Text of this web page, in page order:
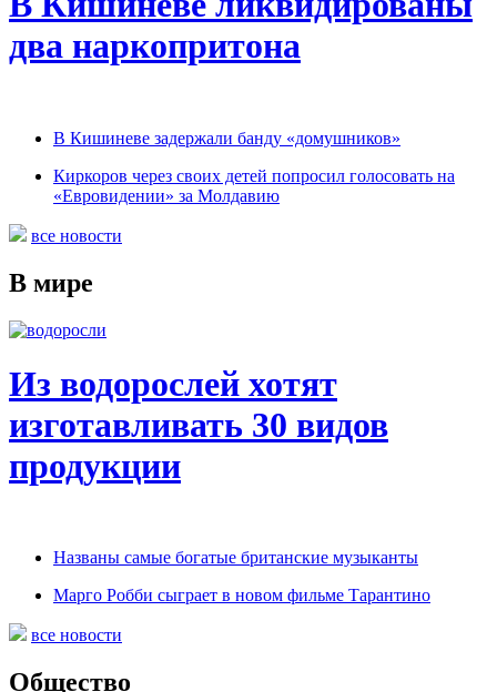
два наркопритона
В Кишиневе задержали банду «домушников»
Киркоров через своих детей попросил голосовать на
«Евровидении» за Молдавию
все новости
В мире
Из водорослей хотят
изготавливать 30 видов
продукции
Названы самые богатые британские музыканты
Марго Робби сыграет в новом фильме Тарантино
все новости
Общество